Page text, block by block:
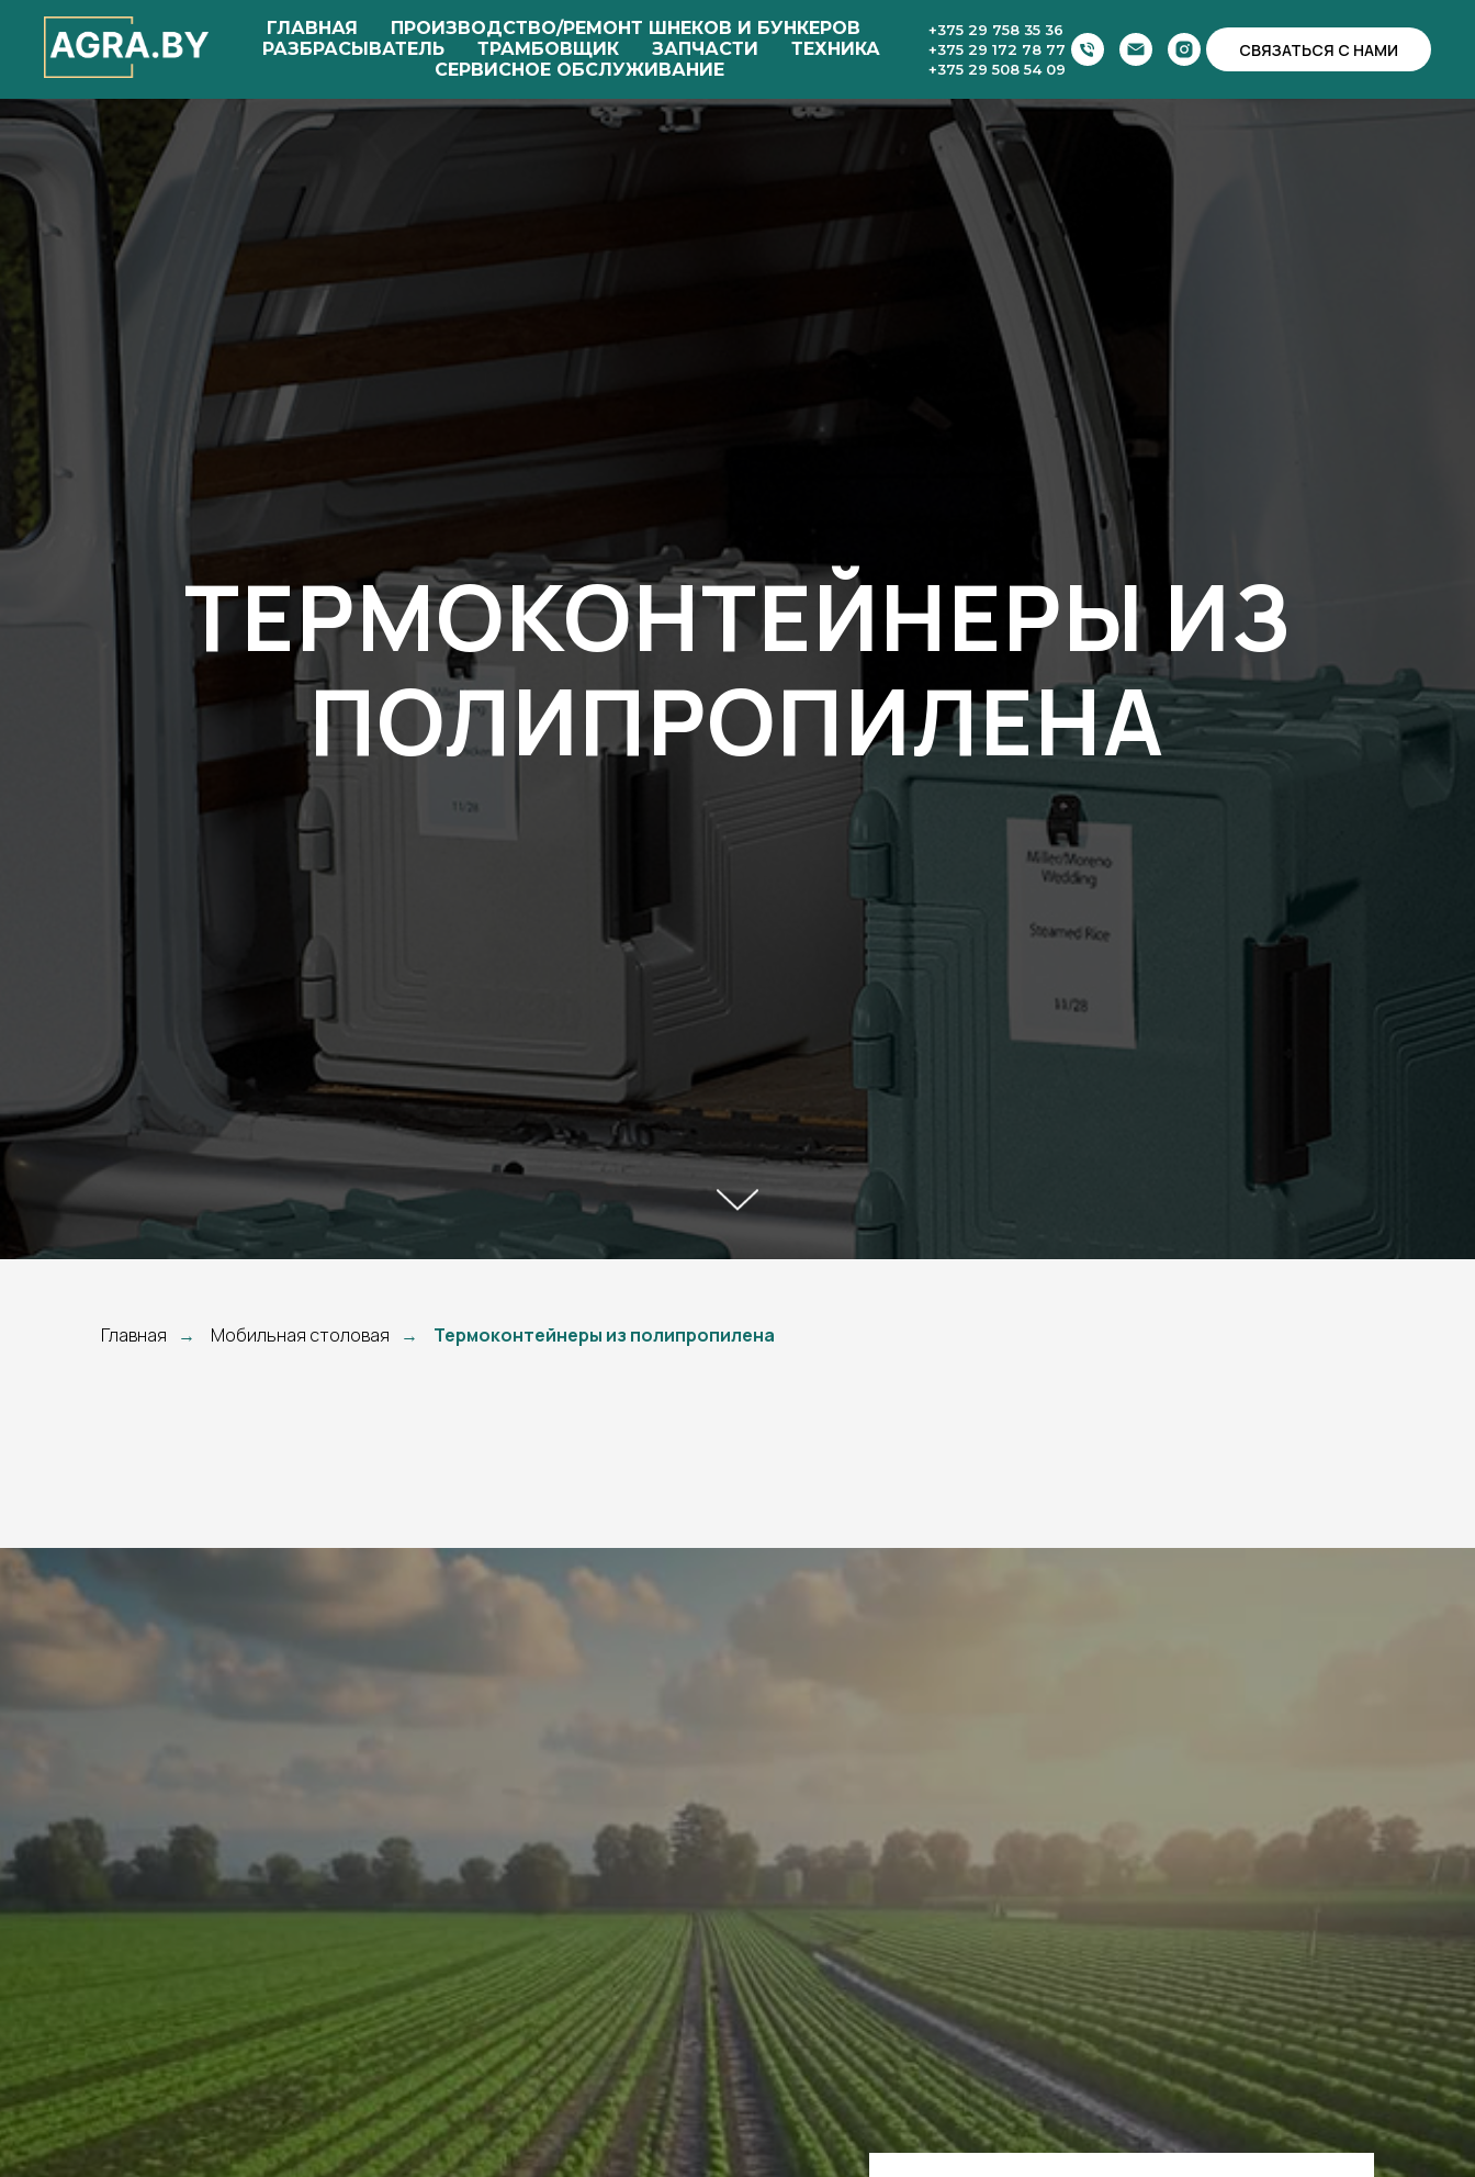
ГЛАВНАЯ
ПРОИЗВОДСТВО/РЕМОНТ ШНЕКОВ И БУНКЕРОВ
РАЗБРАСЫВАТЕЛЬ
ТРАМБОВЩИК ЗАПЧАСТИ
ТЕХНИКА
СЕРВИСНОЕ ОБСЛУЖИВАНИЕ
+375 29 758 35 36
+375 29 172 78 77
+375 29 508 54 09
СВЯЗАТЬСЯ С НАМИ
ТЕРМОКОНТЕЙНЕРЫ ИЗ
ПОЛИПРОПИЛЕНА
Главная → Мобильная столовая → Термоконтейнеры из полипропилена